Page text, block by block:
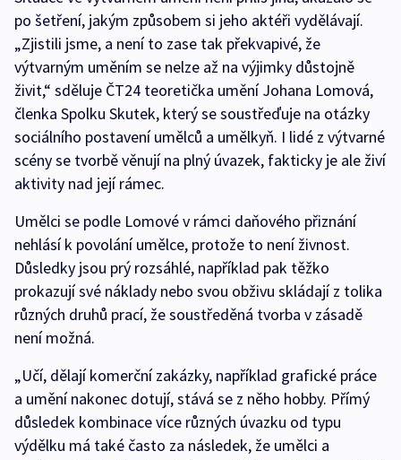
po šetření, jakým způsobem si jeho aktéři vydělávají.
„Zjistili jsme, a není to zase tak překvapivé, že
výtvarným uměním se nelze až na výjimky důstojně
živit,“ sděluje ČT24 teoretička umění Johana Lomová,
členka Spolku Skutek, který se soustřeďuje na otázky
sociálního postavení umělců a umělkyň. I lidé z výtvarné
scény se tvorbě věnují na plný úvazek, fakticky je ale živí
aktivity nad její rámec.
Umělci se podle Lomové v rámci daňového přiznání
nehlásí k povolání umělce, protože to není živnost.
Důsledky jsou prý rozsáhlé, například pak těžko
prokazují své náklady nebo svou obživu skládají z tolika
různých druhů prací, že soustředěná tvorba v zásadě
není možná.
„Učí, dělají komerční zakázky, například grafické práce
a umění nakonec dotují, stává se z něho hobby. Přímý
důsledek kombinace více různých úvazku od typu
výdělku má také často za následek, že umělci a